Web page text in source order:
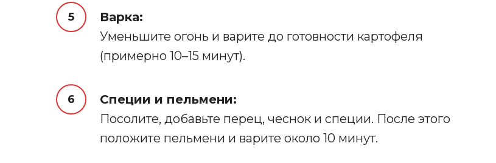
Варка:
Уменьшите огонь и варите до готовности картофеля
(примерно 10–15 минут).
Специи и пельмени:
Посолите, добавьте перец, чеснок и специи. После этого
положите пельмени и варите около 10 минут.